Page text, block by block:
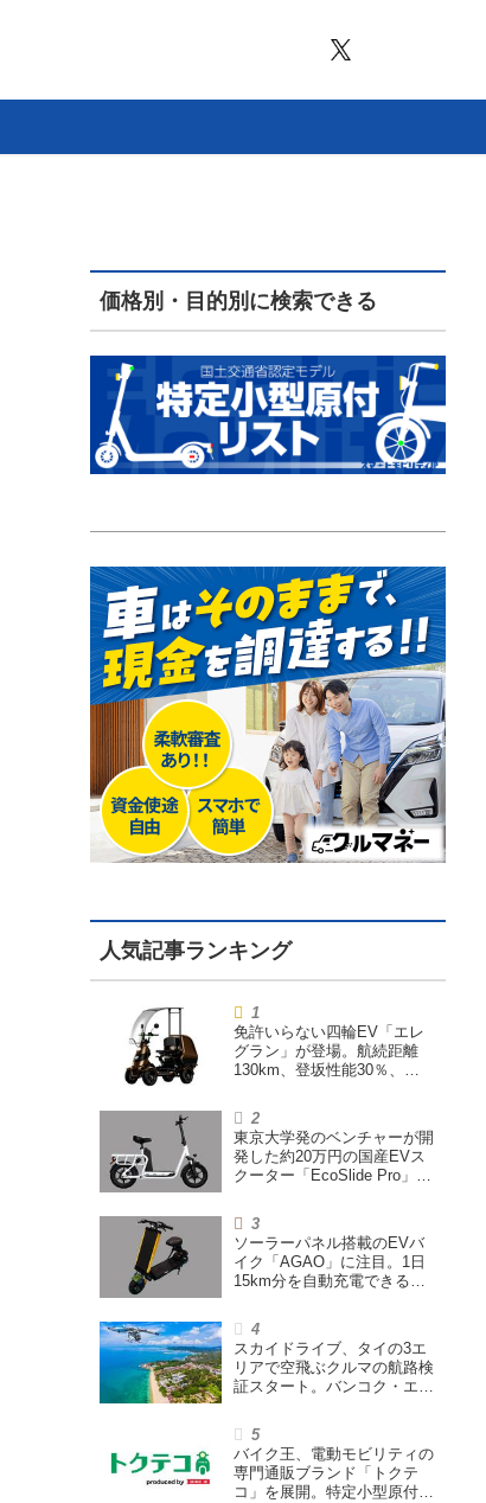
価格別・目的別に検索できる
免許いらない四輪EV「エレ
グラン」が登場。航続距離
130km、登坂性能30％、
東京大学発のベンチャーが開
発した約20万円の国産EVス
クーター「EcoSlide Pro」が
ハイパワー特定小型原付
ソーラーパネル搭載のEVバ
イク「AGAO」に注目。1日
15km分を自動充電できる
スカイドライブ、タイの3エ
リアで空飛ぶクルマの航路検
証スタート。バンコク・エア
指す
バイク王、電動モビリティの
専門通販ブランド「トクテ
コ」を展開。特定小型原付や